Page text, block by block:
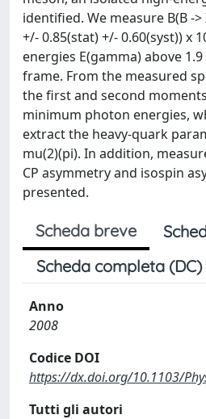
identified. We measure B(B ->
+/- 0.85(stat) +/- 0.60(syst)) x
energies E(gamma) above
frame. From the measured
the first and second
minimum photon energies,
extract the heavy-quark
mu(2)(pi). In addition,
CP asymmetry and isospin
presented.
Scheda breve
Scheda completa (DC)
Anno
2008
Codice DOI
https://dx.doi.org/10.1103/
Tutti gli autori